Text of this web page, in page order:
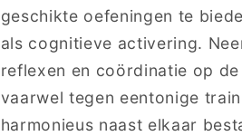
geschikte oefeningen te
als cognitieve activering.
reflexen en coördinatie op
vaarwel tegen eentonige
harmonieus naast elkaar